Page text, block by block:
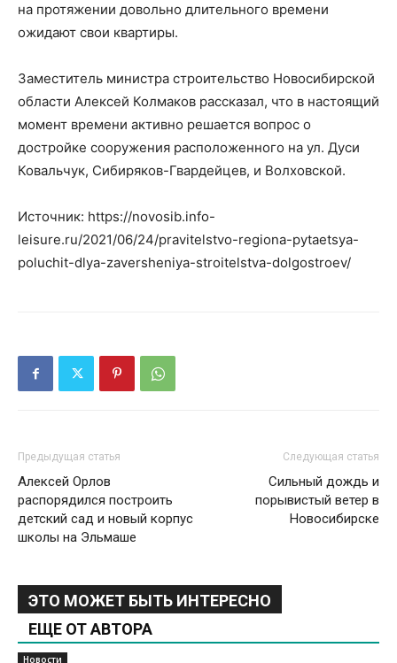
на протяжении довольно длительного времени
ожидают свои квартиры.
Заместитель министра строительство Новосибирской
области Алексей Колмаков рассказал, что в настоящий
момент времени активно решается вопрос о
достройке сооружения расположенного на ул. Дуси
Ковальчук, Сибиряков-Гвардейцев, и Волховской.
Источник: https://novosib.info-
leisure.ru/2021/06/24/pravitelstvo-regiona-pytaetsya-
poluchit-dlya-zaversheniya-stroitelstva-dolgostroev/
Предыдущая статья
Алексей Орлов
распорядился построить
детский сад и новый корпус
школы на Эльмаше
Следующая статья
Сильный дождь и
порывистый ветер в
Новосибирске
ЭТО МОЖЕТ БЫТЬ ИНТЕРЕСНО
ЕЩЕ ОТ АВТОРА
Новости